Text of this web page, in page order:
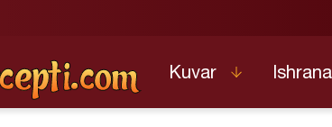
Kuvar Ishrana